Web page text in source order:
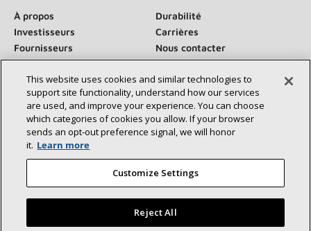
À propos
Durabilité
Investisseurs
Carrières
Fournisseurs
Nous contacter
Salle de presse
Communiquez avec nous :
©2026 Lennox International Inc.
This website uses cookies and similar technologies to
support site functionality, understand how our services
are used, and improve your experience. You can choose
which categories of cookies you allow. If your browser
sends an opt‑out preference signal, we will honor
it. Learn more
Customize Settings
Reject All